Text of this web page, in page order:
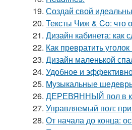
19. Создай свой
20. Тексты Чиж & Co: что
21. Дизайн кабинета: как
22. Как превратить
23. Дизайн маленькой
24. Удобное и
25. Музыкальные
26. ДЕРЕВЯННЫЙ пол в
27. Управляемый пол:
28. От начала до конца: